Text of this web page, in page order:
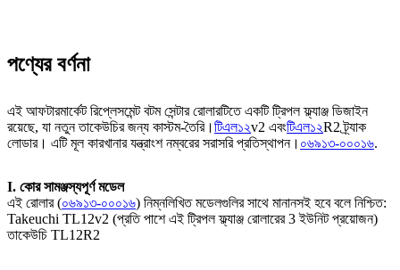
পণ্যের বর্ণনা
এই আফটারমার্কেট রিপ্লেসমেন্ট বটম সেন্টার রোলারটিতে একটি ট্রিপল ফ্ল্যাঞ্জ ডিজাইন
রয়েছে, যা নতুন তাকেউচির জন্য কাস্টম-তৈরি। টিএল১২v2 এবংটিএল১২R2 ট্র্যাক
লোডার। এটি মূল কারখানার যন্ত্রাংশ নম্বরের সরাসরি প্রতিস্থাপন। ০৬৯১৩-০০০১৬.
I. কোর সামঞ্জস্যপূর্ণ মডেল
এই রোলার (০৬৯১৩-০০০১৬) নিম্নলিখিত মডেলগুলির সাথে মানানসই হবে বলে নিশ্চিত:
Takeuchi TL12v2 (প্রতি পাশে এই ট্রিপল ফ্ল্যাঞ্জ রোলারের 3 ইউনিট প্রয়োজন)
তাকেউচি TL12R2